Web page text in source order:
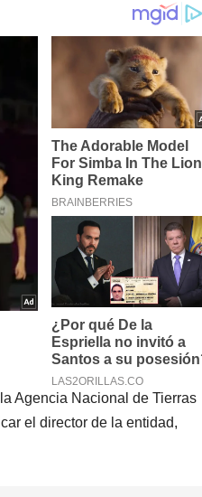
Agencia Nacional de Tierras
el director de la entidad,